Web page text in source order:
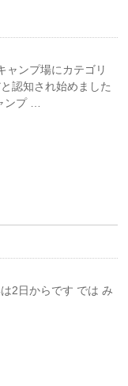
ャンプ場にカテゴリ
認知され始めました
ンプ …
2日からです では み